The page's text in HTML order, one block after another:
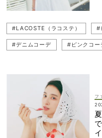
#LACOSTE（ラコステ） #
#デニムコーデ #ピンクコー
#BIRKENSTOCK（ビルケンシュ
フ